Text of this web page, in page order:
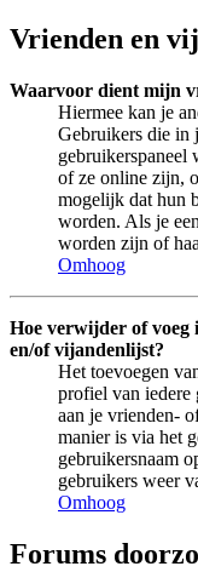
Vrienden en
Waarvoor dient mijn
Hiermee kan je
Gebruikers die in
gebruikerspaneel
of ze online zijn,
mogelijk dat hun
worden. Als je
worden zijn of
Omhoog
Hoe verwijder of
en/of vijandenlijst?
Het toevoegen
profiel van iedere
aan je vrienden-
manier is via het
gebruikersnaam
gebruikers weer
Omhoog
Forums